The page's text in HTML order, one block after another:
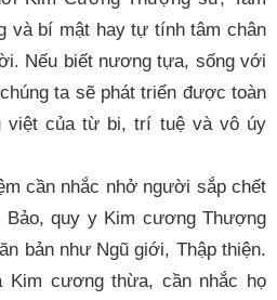
và bí mật hay tự tính tâm chân
Nếu biết nương tựa, sống với
ta sẽ phát triển được toàn
việt của từ bi, trí tuệ và vô úy
cần nhắc nhở người sắp chết
Bảo, quy y Kim cương Thượng
bản như Ngũ giới, Thập thiện.
Kim cương thừa, cần nhắc họ